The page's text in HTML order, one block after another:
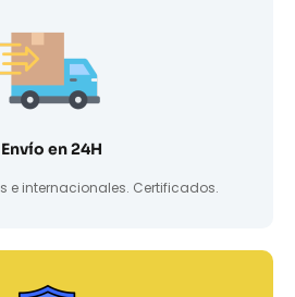
Envío en 24H
e internacionales. Certificados.